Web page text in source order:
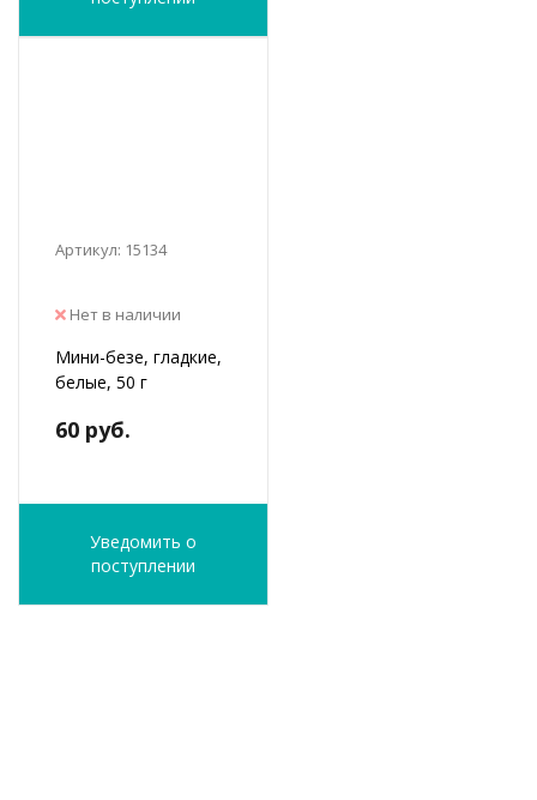
Артикул: 15134
Нет в наличии
Мини-безе, гладкие,
белые, 50 г
60 руб.
Уведомить о
поступлении